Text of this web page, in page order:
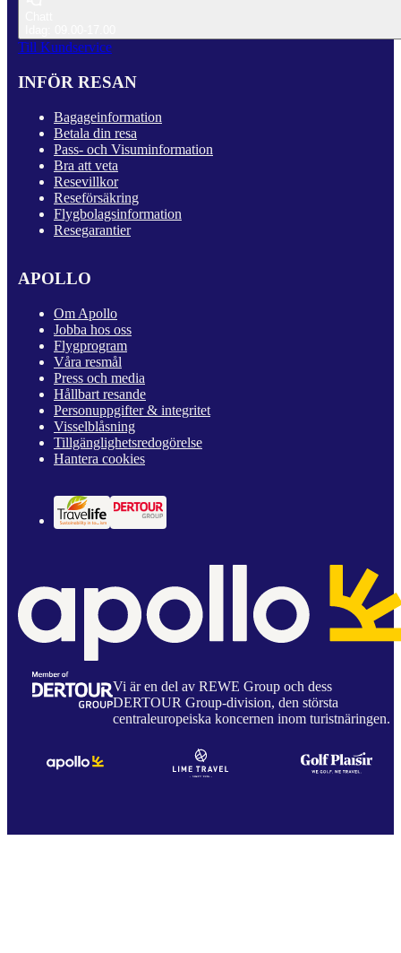
Till Kundservice
INFÖR RESAN
Bagageinformation
Betala din resa
Pass- och Visuminformation
Bra att veta
Resevillkor
Reseförsäkring
Flygbolagsinformation
Resegarantier
APOLLO
Om Apollo
Jobba hos oss
Flygprogram
Våra resmål
Press och media
Hållbart resande
Personuppgifter & integritet
Visselblåsning
Tillgänglighetsredogörelse
Hantera cookies
Vi är en del av REWE Group och dess
DERTOUR Group-division, den största
centraleuropeiska koncernen inom turistnäringen.